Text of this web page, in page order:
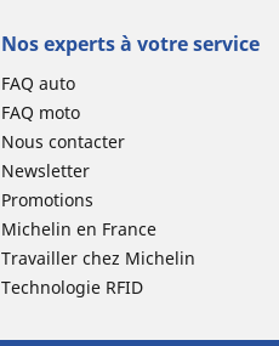
Nos experts à votre service
FAQ auto
FAQ moto
Nous contacter
Newsletter
Promotions
Michelin en France
Travailler chez Michelin
Technologie RFID